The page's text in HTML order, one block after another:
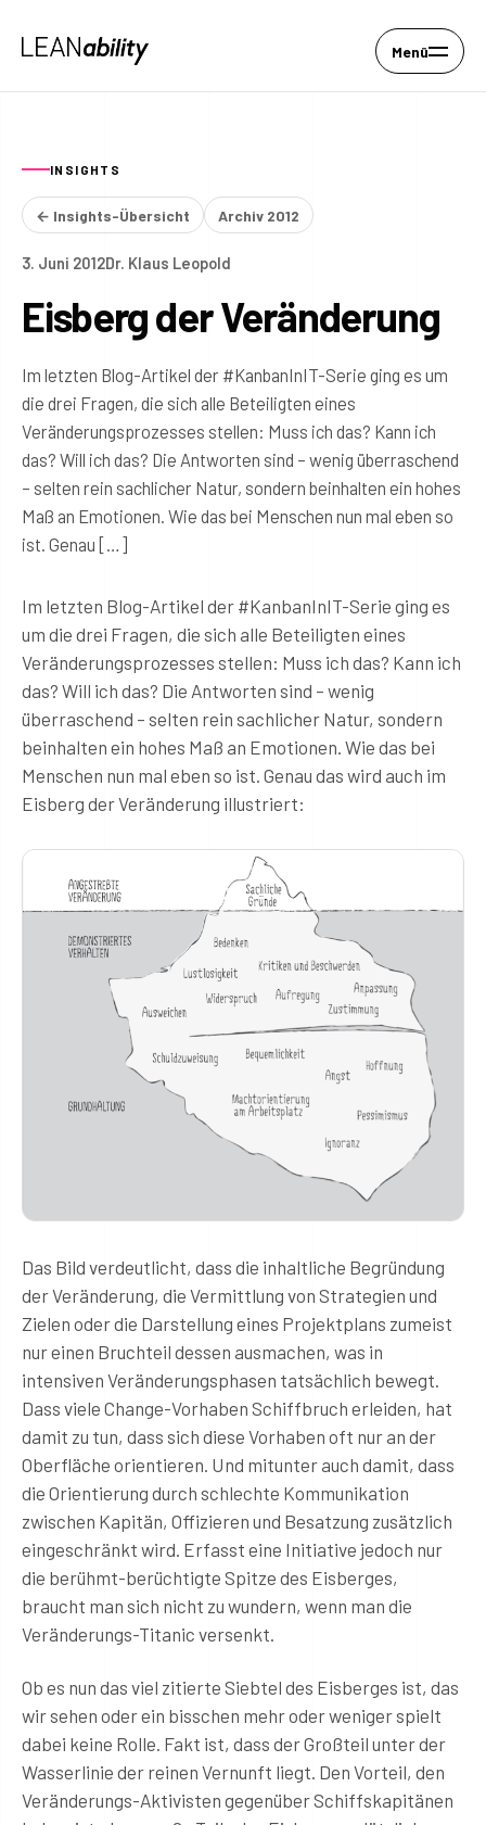
Menü
INSIGHTS
← Insights-Übersicht Archiv 2012
3. Juni 2012Dr. Klaus Leopold
Eisberg der Veränderung
Im letzten Blog-Artikel der #KanbanInIT-Serie ging es um
die drei Fragen, die sich alle Beteiligten eines
Veränderungsprozesses stellen: Muss ich das? Kann ich
das? Will ich das? Die Antworten sind – wenig überraschend
– selten rein sachlicher Natur, sondern beinhalten ein hohes
Maß an Emotionen. Wie das bei Menschen nun mal eben so
ist. Genau […]
Im letzten Blog-Artikel der #KanbanInIT-Serie ging es
um die drei Fragen, die sich alle Beteiligten eines
Veränderungsprozesses stellen: Muss ich das? Kann ich
das? Will ich das? Die Antworten sind – wenig
überraschend – selten rein sachlicher Natur, sondern
beinhalten ein hohes Maß an Emotionen. Wie das bei
Menschen nun mal eben so ist. Genau das wird auch im
Eisberg der Veränderung illustriert:
Das Bild verdeutlicht, dass die inhaltliche Begründung
der Veränderung, die Vermittlung von Strategien und
Zielen oder die Darstellung eines Projektplans zumeist
nur einen Bruchteil dessen ausmachen, was in
intensiven Veränderungsphasen tatsächlich bewegt.
Dass viele Change-Vorhaben Schiffbruch erleiden, hat
damit zu tun, dass sich diese Vorhaben oft nur an der
Oberfläche orientieren. Und mitunter auch damit, dass
die Orientierung durch schlechte Kommunikation
zwischen Kapitän, Offizieren und Besatzung zusätzlich
eingeschränkt wird. Erfasst eine Initiative jedoch nur
die berühmt-berüchtigte Spitze des Eisberges,
braucht man sich nicht zu wundern, wenn man die
Veränderungs-Titanic versenkt.
Ob es nun das viel zitierte Siebtel des Eisberges ist, das
wir sehen oder ein bisschen mehr oder weniger spielt
dabei keine Rolle. Fakt ist, dass der Großteil unter der
Wasserlinie der reinen Vernunft liegt. Den Vorteil, den
Veränderungs-Aktivisten gegenüber Schiffskapitänen